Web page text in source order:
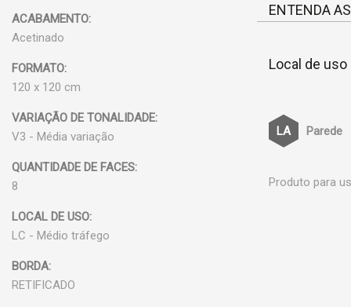
ACABAMENTO:
Acetinado
FORMATO:
120 x 120 cm
VARIAÇÃO DE TONALIDADE:
V3 - Média variação
QUANTIDADE DE FACES:
8
LOCAL DE USO:
LC - Médio tráfego
BORDA:
RETIFICADO
ENTENDA
Local de uso
Parede
Produto para